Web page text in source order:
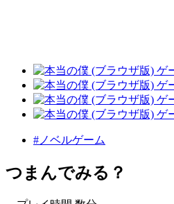
#ノベルゲーム
つまんでみる？